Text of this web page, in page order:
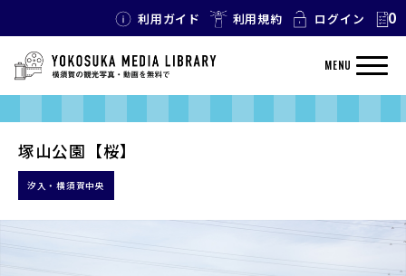
利用ガイド 利用規約 ログイン 0
MENU
塚山公園【桜】
汐入・横須賀中央